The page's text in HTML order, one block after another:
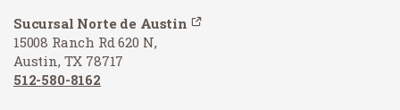
Sucursal Norte de Austin
15008 Ranch Rd 620 N,
Austin, TX 78717
512-580-8162